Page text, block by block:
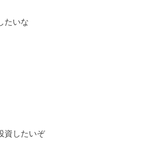
たいな
資したいぞ